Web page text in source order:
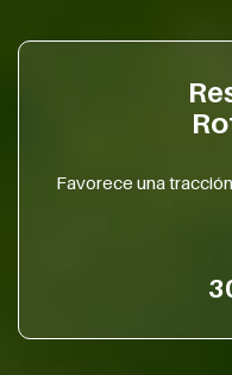
Favorece una